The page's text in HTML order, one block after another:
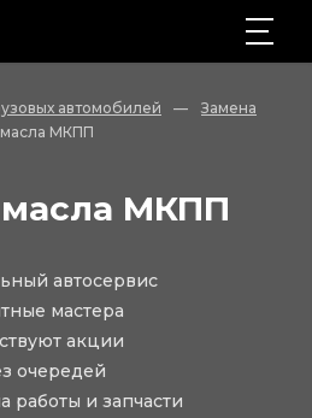
автомобилей —
Замена
МКПП
МКПП
автосервис
мастера
акции
очередей
работы и запчасти